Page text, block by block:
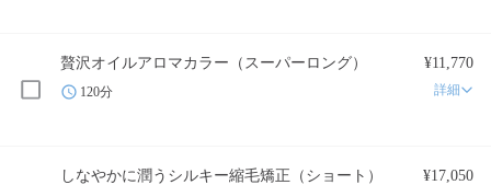
贅沢オイルアロマカラー（スーパーロング） ¥11,770
120分 詳細
しなやかに潤うシルキー縮毛矯正（ショート） ¥17,050